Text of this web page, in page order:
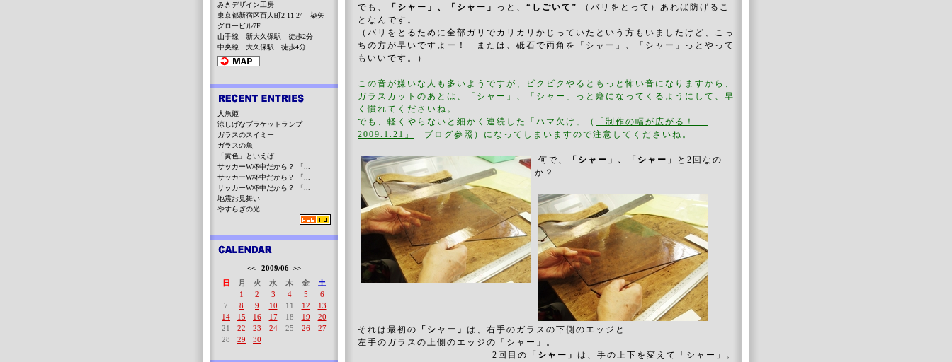
でも、
「シャー」、「シャー」 っと、 “しごいて”
（バリをとって）あれば防げるこ
となんです。
（バリをとるために全部ガリでカリカリかじっていたという方もいましたけど、こっ
ちの方が早いですよー！ または、砥石で両角を「シャー」、「シャー」っとやって
もいいです。）
この音が嫌いな人も多いようですが、ビクビクやるともっと怖い音になりますから、
ガラスカットのあとは、「シャー」、「シャー」っと癖になってくるようにして、早
く慣れてくださいね。
でも、軽くやらないと細かく連続した「ハマ欠け」（
「制作の幅が広がる！
2009.1.21」
ブログ参照）になってしまいますので注意してくださいね。
何で、 「シャー」、「シャー」
と2回なの
か？
それは最初の 「シャー」 は、右手のガラスの下側のエッジと
左手のガラスの上側のエッジの「シャー」。
2回目の
「シャー」 は、手の上下を変えて「シャー」。
みきデザイン工房
東京都新宿区百人町2-11-24 染矢
グロービル7F
山手線 新大久保駅 徒歩2分
中央線 大久保駅 徒歩4分
人魚姫
涼しげなブラケットランプ
ガラスのスイミー
ガラスの魚
「黄色」といえば
サッカーW杯中だから？ 「...
サッカーW杯中だから？ 「...
サッカーW杯中だから？ 「...
地震お見舞い
やすらぎの光
<< 2009/06 >>
日
月 火 水 木 金
土
1
2 3 4 5
6
7
8 9 10 11 12
13
14
15 16 17 18 19
20
21
22 23 24 25 26
27
28
29 30